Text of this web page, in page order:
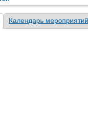
Календарь мероприятий